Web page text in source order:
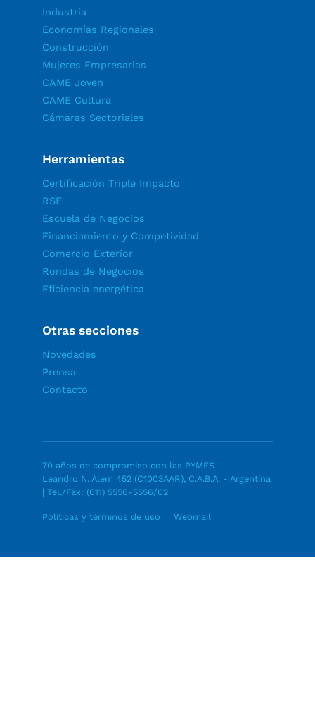
Industria
Economías Regionales
Construcción
Mujeres Empresarias
CAME Joven
CAME Cultura
Cámaras Sectoriales
Herramientas
Certificación Triple Impacto
RSE
Escuela de Negocios
Financiamiento y Competividad
Comercio Exterior
Rondas de Negocios
Eficiencia energética
Otras secciones
Novedades
Prensa
Contacto
70 años de compromiso con las PYMES
Leandro N. Alem 452 (C1003AAR), C.A.B.A. - Argentina
| Tel./Fax: (011) 5556-5556/02
Políticas y términos de uso | Webmail